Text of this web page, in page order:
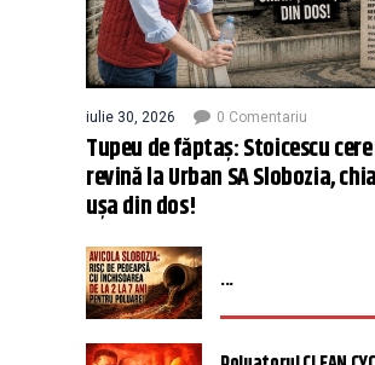
iulie 30, 2026 0 Comentariu
Tupeu de făptaș: Stoicescu
revină la Urban SA Slobozia,
ușa din dos!
...